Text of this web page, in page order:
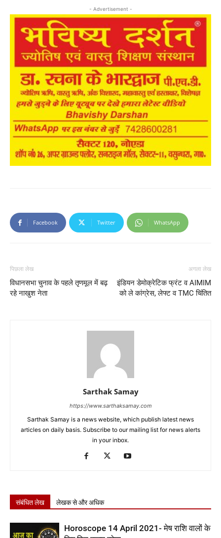
- Advertisement -
Facebook Twitter WhatsApp
पिछला लेख
विधानसभा चुनाव के पहले तृणमूल में बढ़
रहे नाखुश नेता
अगला लेख
इंडियन डेमोक्रेटिक फ्रंट व AIMIM
को ले कांग्रेस, लेफ्ट व TMC चिंतित
Sarthak Samay
https://www.sarthaksamay.com
Sarthak Samay is a news website, which publish latest news
articles on daily basis. Subscribe to our mailing list for news alerts
in your inbox.
संबंधित लेख लेखक से और अधिक
Horoscope 14 April 2021- मेष राशि वालों के